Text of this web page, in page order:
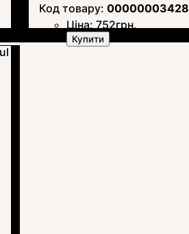
00000003428
Ціна: 752грн.
Купити